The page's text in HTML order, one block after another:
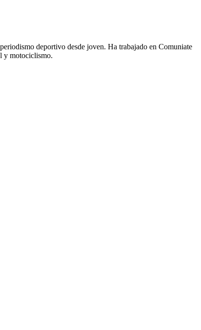
deportivo desde joven. Ha trabajado en Comuniate
y motociclismo.